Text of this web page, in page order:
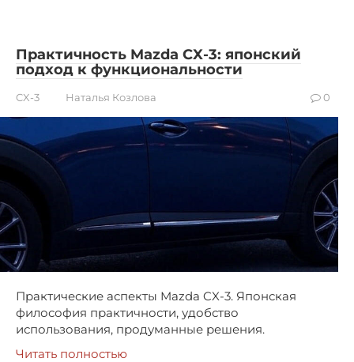
Практичность Mazda CX-3: японский
подход к функциональности
CX-3 Наталья Козлова 0
Практические аспекты Mazda CX-3. Японская
философия практичности, удобство
использования, продуманные решения.
Читать полностью